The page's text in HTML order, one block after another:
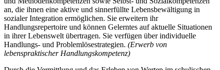
an, die ihnen eine aktive und sinnerfüllte Lebensbewältigung in
sozialer Integration ermöglichen. Sie erweitern ihr
Handlungsrepertoire und können Gelerntes auf aktuelle Situationen
in ihrer Lebenswelt übertragen. Sie verfügen über individuelle
Handlungs- und Problemlösestrategien. (Erwerb von
lebenspraktischer Handlungskompetenz)